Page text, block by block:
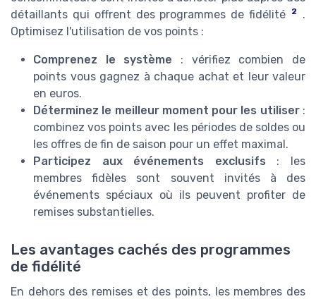
détaillants qui offrent des programmes de fidélité 2
.
Optimisez l'utilisation de vos points :
Comprenez le système : vérifiez combien de
points vous gagnez à chaque achat et leur valeur
en euros.
Déterminez le meilleur moment pour les utiliser:
combinez vos points avec les périodes de soldes ou
les offres de fin de saison pour un effet maximal.
Participez aux événements exclusifs : les
membres fidèles sont souvent invités à des
événements spéciaux où ils peuvent profiter de
remises substantielles.
Les avantages cachés des programmes
de fidélité
En dehors des remises et des points, les membres des